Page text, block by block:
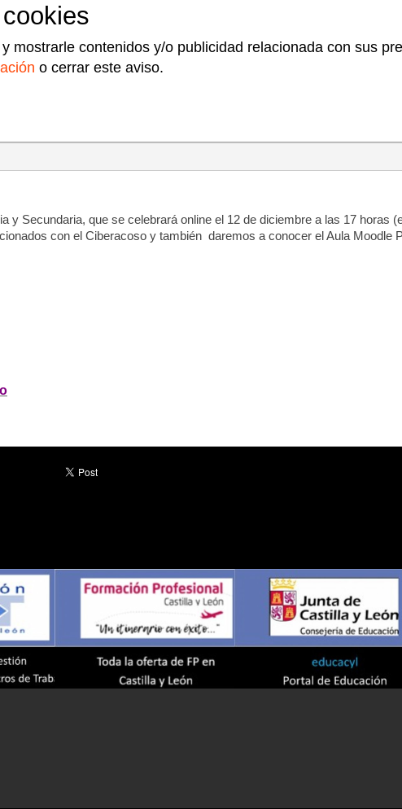
Secundaria, que se celebrará online el 12 de diciembre a las 17 horas
con el Ciberacoso y también daremos a conocer el Aula Moodle
mostrarle contenidos y/o publicidad relacionada con sus
o cerrar este aviso.